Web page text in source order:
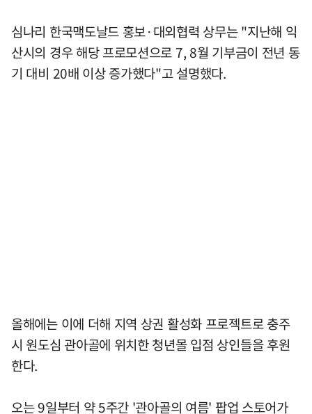
심나리 한국맥도날드 홍보·대외협력 상무는 "지난해 익
산시의 경우 해당 프로모션으로 7, 8월 기부금이 전년 동
기 대비 20배 이상 증가했다"고 설명했다.
올해에는 이에 더해 지역 상권 활성화 프로젝트로 충주
시 원도심 관아골에 위치한 청년몰 입점 상인들을 후원
한다.
오는 9일부터 약 5주간 '관아골의 여름' 팝업 스토어가